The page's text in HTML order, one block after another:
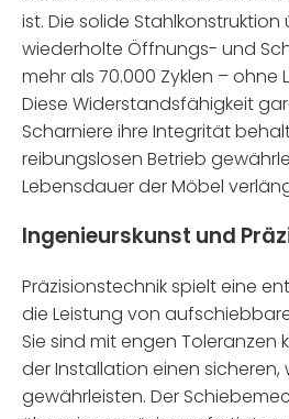
ist. Die solide
wiederholte Öffnungs- und
mehr als 70.000 Zyklen – ohne
Diese Widerstandsfähigkeit
Scharniere ihre Integrität
reibungslosen Betrieb
Lebensdauer der Möbel
Ingenieurskunst und
Präzisionstechnik spielt eine
die Leistung von
Sie sind mit engen Toleranzen
der Installation einen sicheren,
gewährleisten. Der